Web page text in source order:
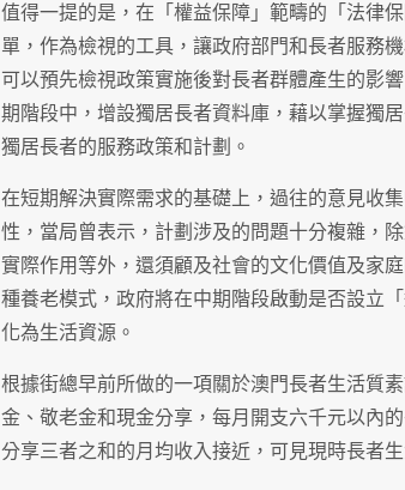
值得一提的是，在「權益保障」範疇的「法律
單，作為檢視的工具，讓政府部門和長者服務
可以預先檢視政策實施後對長者群體產生的影
期階段中，增設獨居長者資料庫，藉以掌握獨
獨居長者的服務政策和計劃。
在短期解決實際需求的基礎上，過往的意見收
性，當局曾表示，計劃涉及的問題十分複雜，
實際作用等外，還須顧及社會的文化價值及家
種養老模式，政府將在中期階段啟動是否設立
化為生活資源。
根據街總早前所做的一項關於澳門長者生活質
金、敬老金和現金分享，每月開支六千元以內
分享三者之和的月均收入接近，可見現時長者